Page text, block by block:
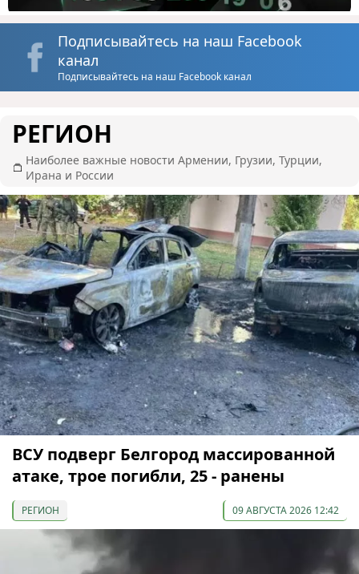
Подписывайтесь на наш Facebook
канал
Подписывайтесь на наш Facebook канал
РЕГИОН
Наиболее важные новости Армении, Грузии, Турции,
Ирана и России
ВСУ подверг Белгород массированной
атаке, трое погибли, 25 - ранены
РЕГИОН 09 АВГУСТА 2026 12:42